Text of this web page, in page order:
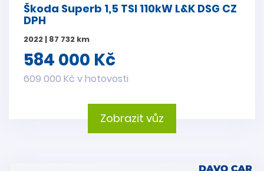
Škoda Superb 1,5 TSI 110kW L&K DSG CZ
DPH
2022 | 87 732 km
584 000 Kč
609 000 Kč v hotovosti
Zobrazit vůz